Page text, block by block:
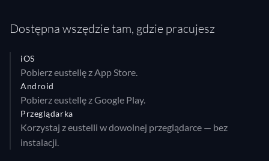
Dostępna wszędzie tam, gdzie pracujesz
iOS
Pobierz eustellę z App Store.
Android
Pobierz eustellę z Google Play.
Przeglądarka
Korzystaj z eustelli w dowolnej przeglądarce — bez
instalacji.